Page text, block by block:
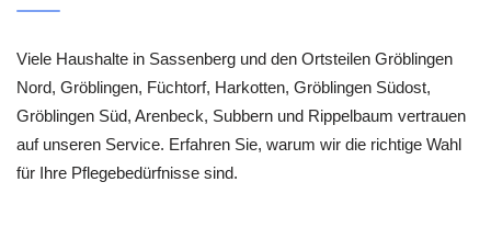
Viele Haushalte in Sassenberg und den Ortsteilen Gröblingen
Nord, Gröblingen, Füchtorf, Harkotten, Gröblingen Südost,
Gröblingen Süd, Arenbeck, Subbern und Rippelbaum vertrauen
auf unseren Service. Erfahren Sie, warum wir die richtige Wahl
für Ihre Pflegebedürfnisse sind.